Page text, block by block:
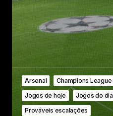
Arsenal Champions League
Jogos de hoje
Jogos do dia
Prováveis escalações